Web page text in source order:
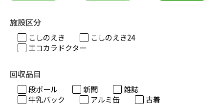
施設区分
こしのえき
こしのえき24
エコカラドクター
回収品目
段ボール 新聞
雑誌
牛乳パック
アルミ缶 古着